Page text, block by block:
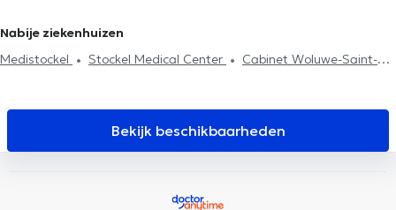
Psychotherapie
Nabije ziekenhuizen
Medistockel
Stockel Medical Center
Cabinet Woluwe-Saint-
Clinique des Courses Clinique 53
Medi-team
Centre médical du Val
Ostéo Stockel
Health and Care Medical
Centre Konkel
Bekijk beschikbaarheden